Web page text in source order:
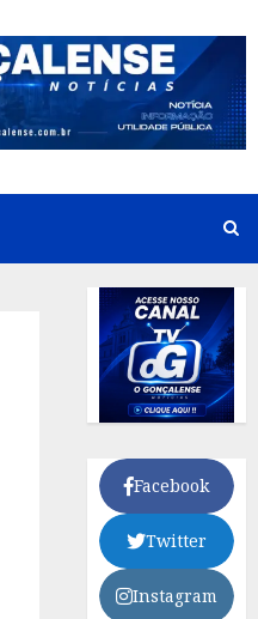
Facebook
Twitter
Instagram